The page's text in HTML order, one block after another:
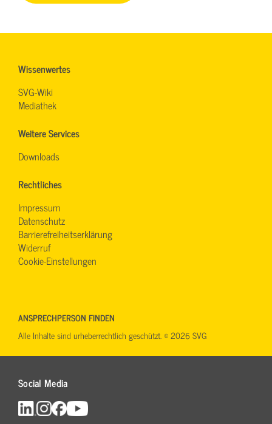
Wissenwertes
SVG-Wiki
Mediathek
Weitere Services
Downloads
Rechtliches
Impressum
Datenschutz
Barrierefreiheitserklärung
Widerruf
Cookie-Einstellungen
Social Media
ANSPRECHPERSON FINDEN
Alle Inhalte sind urheberrechtlich geschützt. © 2026 SVG